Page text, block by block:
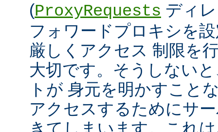
(ProxyRequests ディ
フォワードプロキシを
厳しくアクセス 制限を
大切です。そうしない
トが 身元を明かすこと
アクセスするためにサ
きてしまいます。これ